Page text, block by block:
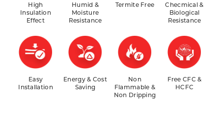
High
Insulation
Effect
Humid &
Moisture
Resistance
Termite Free
Checmical &
Biological
Resistance
Easy
Installation
Energy & Cost
Saving
Non
Flammable &
Non Dripping
Free CFC &
HCFC